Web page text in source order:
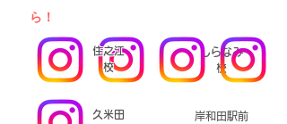
ら！
しらなみ
校
久米田
岸和田駅前
住之江
校